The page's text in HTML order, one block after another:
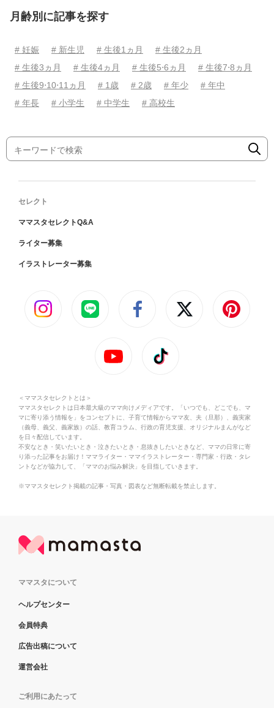
月齢別に記事を探す
# 妊娠 # 新生児 # 生後1ヵ月
# 生後2ヵ月
# 生後3ヵ月
# 生後4ヵ月 # 生後5⋅6ヵ月
# 生後7⋅8ヵ月
# 生後9⋅10⋅11ヵ月
# 1歳 # 2歳 # 年少
# 年中
# 年長
# 小学生 # 中学生 # 高校生
セレクト
ママスタセレクトQ&A
ライター募集
イラストレーター募集
＜ママスタセレクトとは＞
ママスタセレクトは日本最大級のママ向けメディアです。「いつでも、どこでも、マ
マに寄り添う情報を」をコンセプトに、子育て情報からママ友、夫（旦那）、義実家
（義母、義父、義家族）の話、教育コラム、行政の育児支援、オリジナルまんがなど
を日々配信しています。
不安なとき・笑いたいとき・泣きたいとき・息抜きしたいときなど、ママの日常に寄
り添った記事をお届け！ママライター・ママイラストレーター・専門家・行政・タレ
ントなどが協力して、「ママのお悩み解決」を目指していきます。
※ママスタセレクト掲載の記事・写真・図表など無断転載を禁止します。
ママスタについて
ヘルプセンター
会員特典
広告出稿について
運営会社
ご利用にあたって